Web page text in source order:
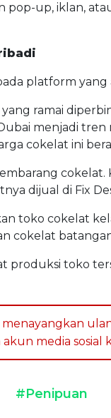
pop-up, iklan,
platform
ramai
menjadi tren
cokelat ini
cokelat.
dijual di Fix
toko cokelat
cokelat
produksi toko
media sosial
#Penipuan